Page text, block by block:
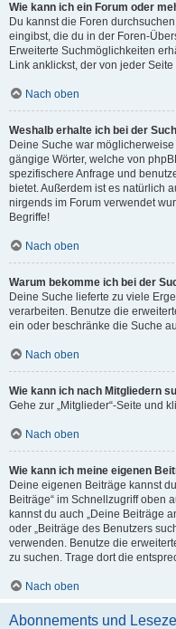
Wie kann ich ein Forum oder
Du kannst die Foren
eingibst, die du in der Foren-
Erweiterte Suchmöglichkeiten
Link anklickst, der von jeder
Nach oben
Weshalb erhalte ich bei der
Deine Suche war
gängige Wörter, welche von
spezifischere Anfrage und
bietet. Außerdem ist es natürlich
nirgends im Forum verwendet
Begriffe!
Nach oben
Warum bekomme ich bei der
Deine Suche lieferte zu viele
verarbeiten. Benutze die
ein oder beschränke die Suche
Nach oben
Wie kann ich nach Mitgliedern
Gehe zur „Mitglieder“-Seite und
Nach oben
Wie kann ich meine eigenen
Deine eigenen Beiträge kannst
Beiträge“ im Schnellzugriff oben
kannst du auch „Deine Beiträge
oder „Beiträge des Benutzers
verwenden. Benutze die
zu suchen. Trage dort die
Nach oben
Abonnements und